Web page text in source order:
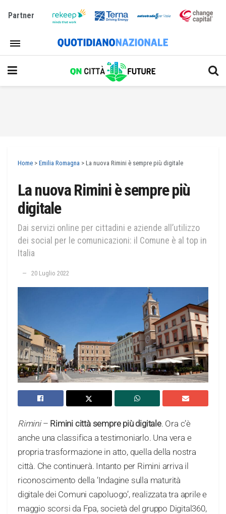
Partner
Home > Emilia Romagna > La nuova Rimini è sempre più digitale
La nuova Rimini è sempre più
digitale
Dai servizi online per cittadini e aziende all’utilizzo
dei social per le comunicazioni: il Comune è al top in
Italia
20 Luglio 2022
Rimini– Rimini città sempre più digitale. Ora c’è
anche una classifica a testimoniarlo. Una vera e
propria trasformazione in atto, quella della nostra
città. Che continuerà. Intanto per Rimini arriva il
riconoscimento della ‘Indagine sulla maturità
digitale dei Comuni capoluogo’, realizzata tra aprile e
maggio scorsi da Fpa, società del gruppo Digital360,